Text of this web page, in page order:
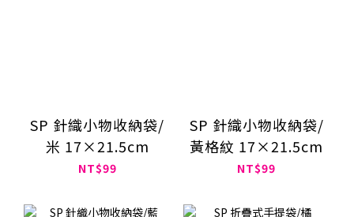
SP 針織小物收納袋/
米 17×21.5cm
NT$99
SP 針織小物收納袋/
黃格紋 17×21.5cm
NT$99